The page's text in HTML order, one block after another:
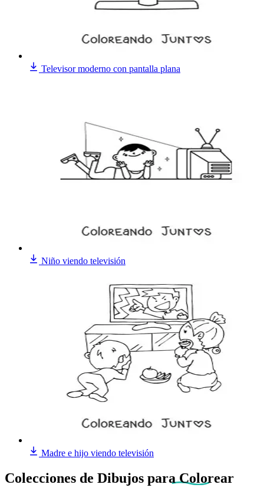
Televisor moderno con pantalla plana
Niño viendo televisión
Madre e hijo viendo televisión
Colecciones de Dibujos para Colorear